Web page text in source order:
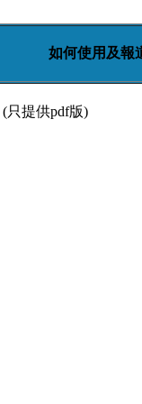
如何使用及報
(只提供pdf版)